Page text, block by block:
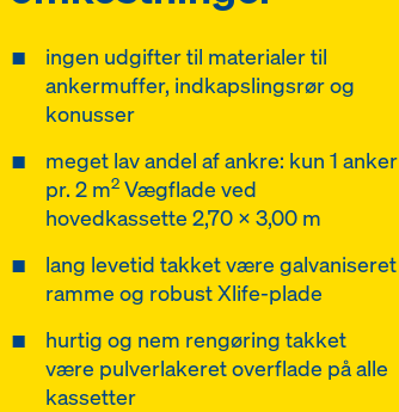
ingen udgifter til materialer til
ankermuffer, indkapslingsrør og
konusser
meget lav andel af ankre: kun 1 anker
pr. 2 m2Vægflade ved
hovedkassette 2,70 x 3,00 m
lang levetid takket være galvaniseret
ramme og robust Xlife-plade
hurtig og nem rengøring takket
være pulverlakeret overflade på alle
kassetter